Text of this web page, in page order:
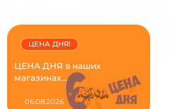
ЦЕНА ДНЯ в наших
магазинах...
ЦЕНА ДНЯ!
06.08.2026